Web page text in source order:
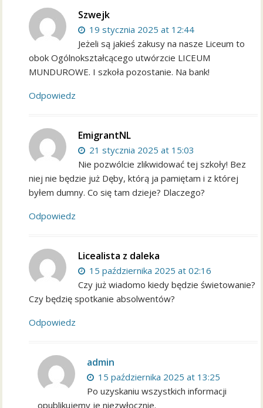
Szwejk
19 stycznia 2025 at 12:44
Jeżeli są jakieś zakusy na nasze Liceum to
obok Ogólnokształcącego utwórzcie LICEUM
MUNDUROWE. I szkoła pozostanie. Na bank!
Odpowiedz
EmigrantNL
21 stycznia 2025 at 15:03
Nie pozwólcie zlikwidować tej szkoły! Bez
niej nie będzie już Dęby, którą ja pamiętam i z której
byłem dumny. Co się tam dzieje? Dlaczego?
Odpowiedz
Licealista z daleka
15 października 2025 at 02:16
Czy już wiadomo kiedy będzie świetowanie?
Czy będzię spotkanie absolwentów?
Odpowiedz
admin
15 października 2025 at 13:25
Po uzyskaniu wszystkich informacji
opublikujemy je niezwłocznie.